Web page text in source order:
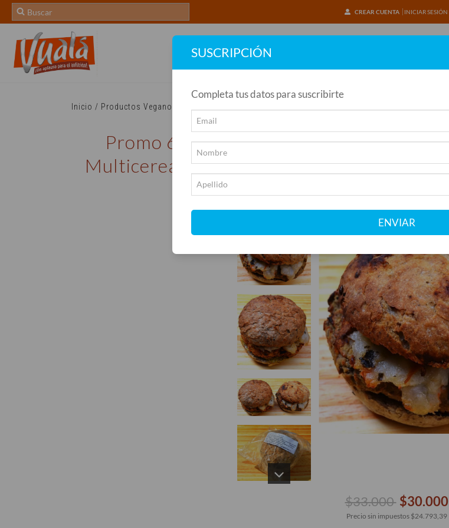
CREAR CUENTA INICIAR SESIÓN
Inicio / Productos Veganos
Promo 6 unidades de Hamburguesas Veganas Sandwichs Pan
Promo 6 Unidades De Hamburguesas
Multicereal, Burguersoja O
Confitados, Aceitunas Negras
$33.000 $30.000
Precio sin impuestos $24.793,39
SUSCRIPCIÓN
Completa tus datos para suscribirte
ENVIAR